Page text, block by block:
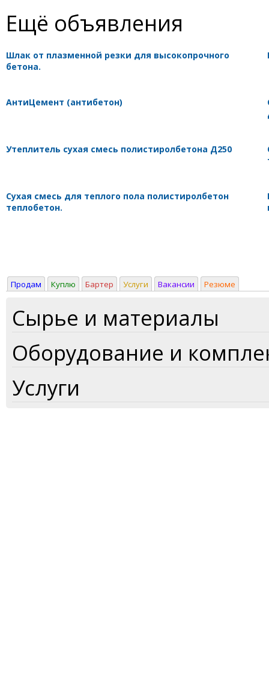
Ещё объявления
Шлак от плазменной резки для высокопрочного
бетона.
АнтиЦемент (антибетон)
Утеплитель сухая смесь полистиролбетона Д250
Cухая смесь для теплого пола полистиролбетон
теплобетон.
Продам Куплю Бартер Услуги Вакансии Резюме
Сырье и материалы
Оборудование и
Услуги